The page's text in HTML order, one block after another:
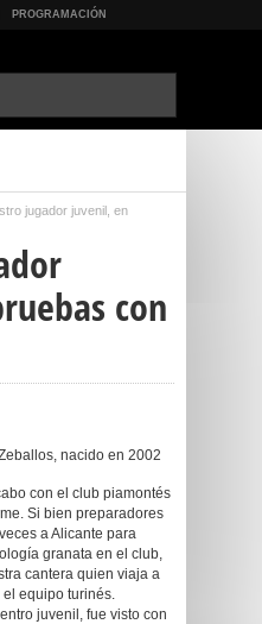
PROGRAMACIÓN
jugador juvenil, en
con
nacido en 2002
con el club piamontés
Si bien preparadores
a Alicante para
granata en el club,
cantera quien viaja a
el equipo turinés.
juvenil, fue visto con